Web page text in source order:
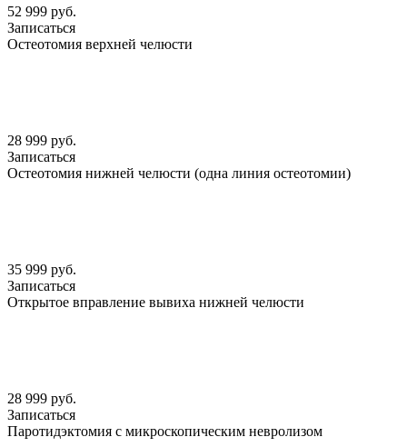
52 999 руб.
Записаться
Остеотомия верхней челюсти
28 999 руб.
Записаться
Остеотомия нижней челюсти (одна линия остеотомии)
35 999 руб.
Записаться
Открытое вправление вывиха нижней челюсти
28 999 руб.
Записаться
Паротидэктомия с микроскопическим невролизом